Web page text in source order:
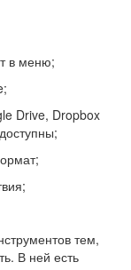
в меню;
Drive, Dropbox
тем,
В ней есть